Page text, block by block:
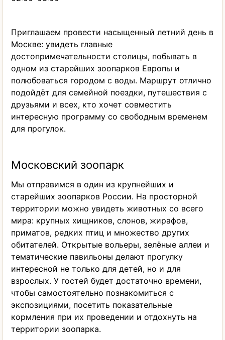
Приглашаем провести насыщенный летний день в
Москве: увидеть главные
достопримечательности столицы, побывать в
одном из старейших зоопарков Европы и
полюбоваться городом с воды. Маршрут отлично
подойдёт для семейной поездки, путешествия с
друзьями и всех, кто хочет совместить
интересную программу со свободным временем
для прогулок.
Московский зоопарк
Мы отправимся в один из крупнейших и
старейших зоопарков России. На просторной
территории можно увидеть животных со всего
мира: крупных хищников, слонов, жирафов,
приматов, редких птиц и множество других
обитателей. Открытые вольеры, зелёные аллеи и
тематические павильоны делают прогулку
интересной не только для детей, но и для
взрослых. У гостей будет достаточно времени,
чтобы самостоятельно познакомиться с
экспозициями, посетить показательные
кормления при их проведении и отдохнуть на
территории зоопарка.